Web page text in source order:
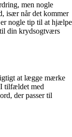
men nogle
især når det kommer
nogle tip til at hjælpe
til din krydsogtværs
at lægge mærke
tilfældet med
der passer til